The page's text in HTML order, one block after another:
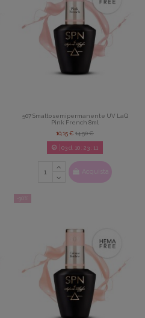
507 Smalto semipermanente UV LaQ
Pink French 8ml
10,15 € 14,50 €
03d. 10: 23: 09
Acquista
-30%